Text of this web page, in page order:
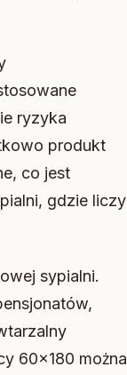
ryzyka
produkt
co jest
gdzie liczy
sypialni.
60×180 można